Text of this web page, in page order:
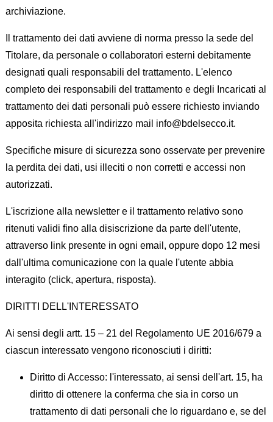
archiviazione.
Il trattamento dei dati avviene di norma presso la sede del
Titolare, da personale o collaboratori esterni debitamente
designati quali responsabili del trattamento. L'elenco
completo dei responsabili del trattamento e degli Incaricati al
trattamento dei dati personali può essere richiesto inviando
apposita richiesta all'indirizzo mail info@bdelsecco.it.
Specifiche misure di sicurezza sono osservate per prevenire
la perdita dei dati, usi illeciti o non corretti e accessi non
autorizzati.
L'iscrizione alla newsletter e il trattamento relativo sono
ritenuti validi fino alla disiscrizione da parte dell'utente,
attraverso link presente in ogni email, oppure dopo 12 mesi
dall'ultima comunicazione con la quale l'utente abbia
interagito (click, apertura, risposta).
DIRITTI DELL'INTERESSATO
Ai sensi degli artt. 15 – 21 del Regolamento UE 2016/679 a
ciascun interessato vengono riconosciuti i diritti:
Diritto di Accesso: l'interessato, ai sensi dell'art. 15, ha
diritto di ottenere la conferma che sia in corso un
trattamento di dati personali che lo riguardano e, se del